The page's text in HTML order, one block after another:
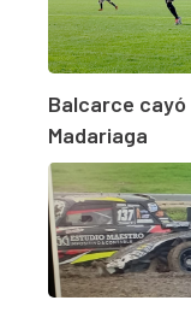
Balcarce
Madariaga